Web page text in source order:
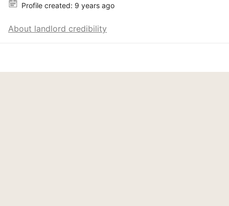
Profile created: 9 years ago
About landlord credibility